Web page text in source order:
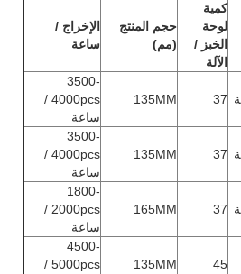
كمية
لوحة
الخبز /
الآلة
حجم المنتج
(مم)
الإخراج /
ساعة
37
135MM
3500-
4000pcs /
ساعة
37
135MM
3500-
4000pcs /
ساعة
37
165MM
1800-
2000pcs /
ساعة
45
135MM
4500-
5000pcs /